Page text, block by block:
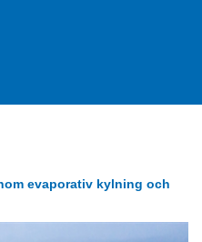
evaporativ kylning och